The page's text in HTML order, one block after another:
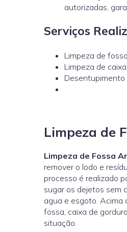
autorizadas,
Serviços
Limpeza de
Limpeza de
Desentupimento
Limpeza de
Limpeza de Fossa
remover o lodo e
processo é realizado
sugar os dejetos sem
agua e esgoto. Acima
fossa, caixa de
situação.